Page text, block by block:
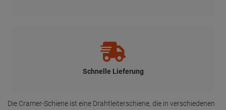
Schnelle Lieferung
Die Cramer-Schiene ist eine Drahtleiterschiene, die in verschiedenen